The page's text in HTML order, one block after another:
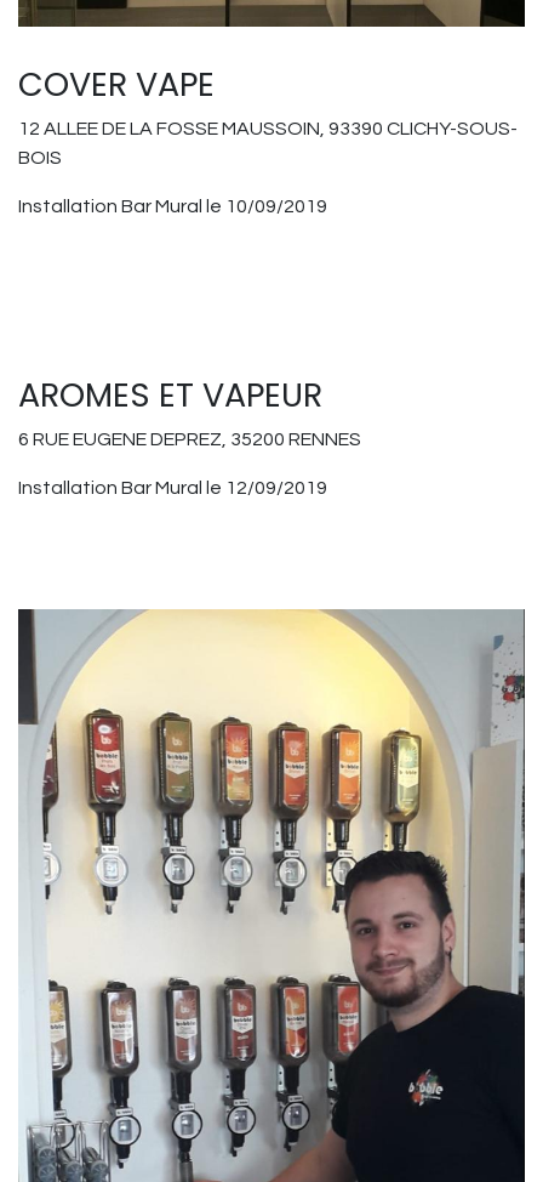
COVER VAPE
12 ALLEE DE LA FOSSE MAUSSOIN, 93390 CLICHY-SOUS-
BOIS
Installation Bar Mural le 10/09/2019
AROMES ET VAPEUR
6 RUE EUGENE DEPREZ, 35200 RENNES
Installation Bar Mural le 12/09/2019